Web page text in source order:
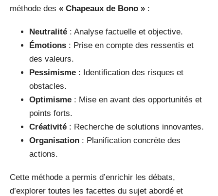
méthode des « Chapeaux de Bono » :
Neutralité : Analyse factuelle et objective.
Émotions : Prise en compte des ressentis et
des valeurs.
Pessimisme : Identification des risques et
obstacles.
Optimisme : Mise en avant des opportunités et
points forts.
Créativité : Recherche de solutions innovantes.
Organisation : Planification concrète des
actions.
Cette méthode a permis d’enrichir les débats,
d’explorer toutes les facettes du sujet abordé et